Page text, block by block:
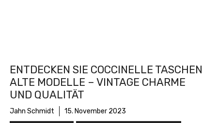
ENTDECKEN SIE COCCINELLE TASCHEN
ALTE MODELLE – VINTAGE CHARME
UND QUALITÄT
Jahn Schmidt 15. November 2023